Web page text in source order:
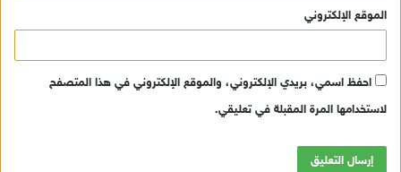
الموقع الإلكتروني
احفظ اسمي، بريدي الإلكتروني، والموقع الإلكتروني في هذا المتصفح
لاستخدامها المرة المقبلة في تعليقي.